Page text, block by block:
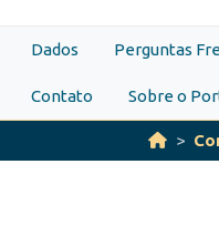
Dados Perguntas
Contato Sobre o